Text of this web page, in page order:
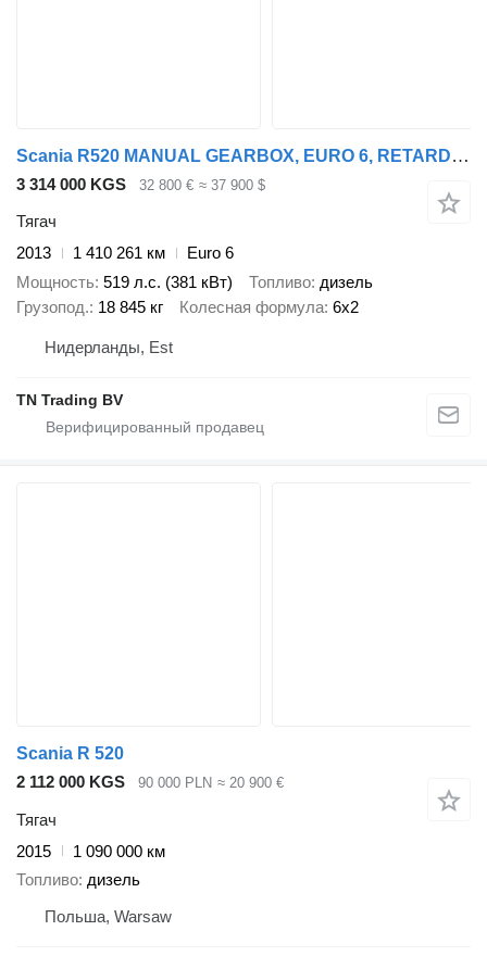
Scania R520 MANUAL GEARBOX, EURO 6, RETARDER, HYDRAULIC, TOP CONDITION
3 314 000 KGS 32 800 € ≈ 37 900 $
Тягач
2013
1 410 261 км
Euro 6
Мощность 519 л.с. (381 кВт) Топливо дизель
Грузопод. 18 845 кг Колесная формула 6x2
Нидерланды, Est
TN Trading BV
Scania R 520
2 112 000 KGS
90 000 PLN ≈ 20 900 €
Тягач
2015
1 090 000 км
Топливо дизель
Польша, Warsaw